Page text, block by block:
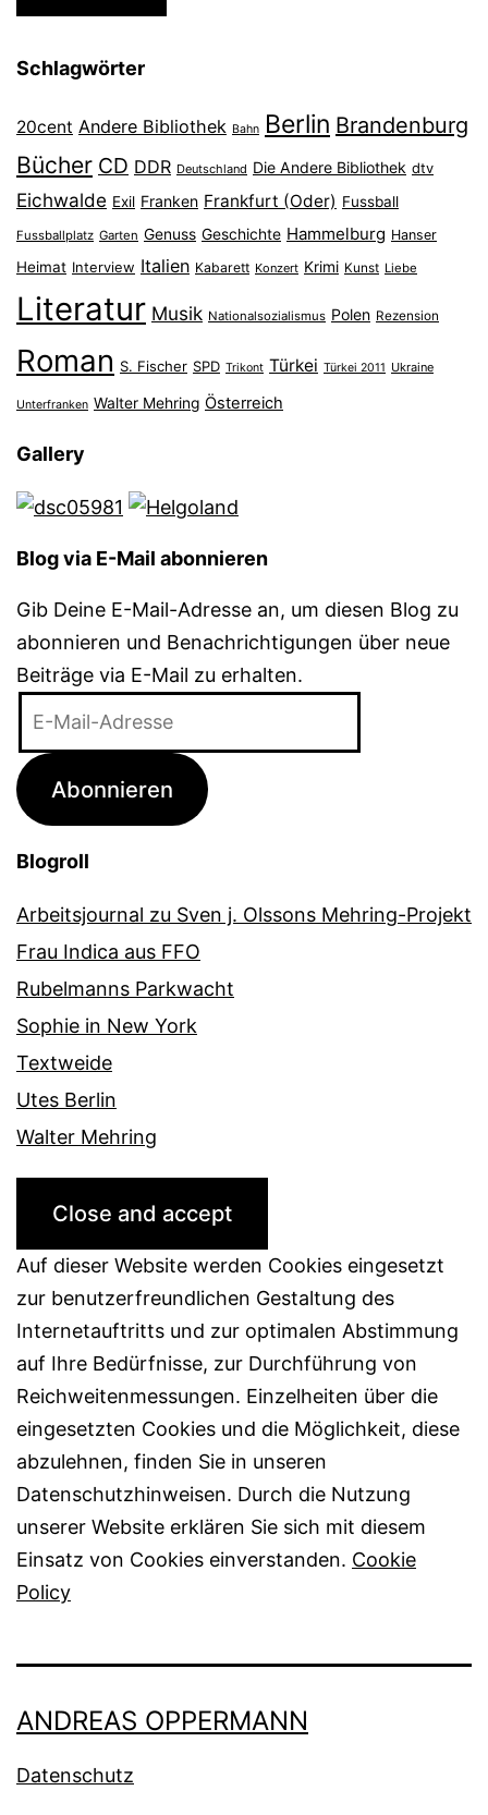
Schlagwörter
20cent Andere Bibliothek Bahn Berlin Brandenburg
Bücher CD DDR Deutschland Die Andere Bibliothek dtv
Eichwalde Exil Franken Frankfurt (Oder) Fussball
Fussballplatz Garten Genuss Geschichte Hammelburg Hanser
Heimat Interview Italien Kabarett Konzert Krimi Kunst Liebe
Literatur Musik Nationalsozialismus Polen Rezension
Roman S. Fischer SPD Trikont Türkei Türkei 2011 Ukraine
Unterfranken Walter Mehring Österreich
Gallery
Blog via E-Mail abonnieren
Gib Deine E-Mail-Adresse an, um diesen Blog zu
abonnieren und Benachrichtigungen über neue
Beiträge via E-Mail zu erhalten.
Adresse
Abonnieren
Blogroll
Arbeitsjournal zu Sven j. Olssons Mehring-Projekt
Frau Indica aus FFO
Rubelmanns Parkwacht
Sophie in New York
Textweide
Utes Berlin
Walter Mehring
Auf dieser Website werden Cookies eingesetzt
zur benutzerfreundlichen Gestaltung des
Internetauftritts und zur optimalen Abstimmung
auf Ihre Bedürfnisse, zur Durchführung von
Reichweitenmessungen. Einzelheiten über die
eingesetzten Cookies und die Möglichkeit, diese
abzulehnen, finden Sie in unseren
Datenschutzhinweisen. Durch die Nutzung
unserer Website erklären Sie sich mit diesem
Einsatz von Cookies einverstanden. Cookie
Policy
ANDREAS OPPERMANN
Datenschutz